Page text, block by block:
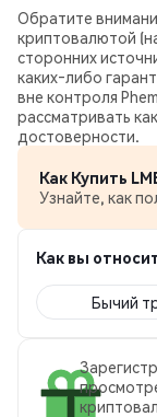
Обратите
криптовалютой
сторонних
каких‑либо
вне контроля
рассматривать
достоверности.
Как Купить
Узнайте, как
Как вы
Бычий